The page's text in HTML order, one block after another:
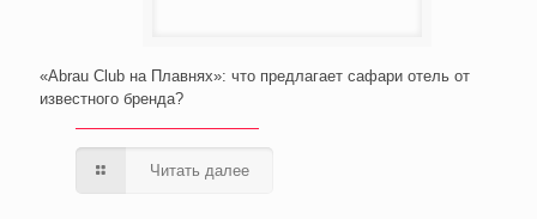
«Abrau Club на Плавнях»: что предлагает сафари отель от
известного бренда?
Читать далее